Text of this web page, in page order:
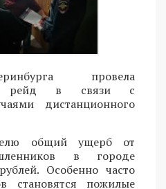
провела
рейд в связи с
дистанционного
общий ущерб от
в городе
Особенно часто
становятся пожилые